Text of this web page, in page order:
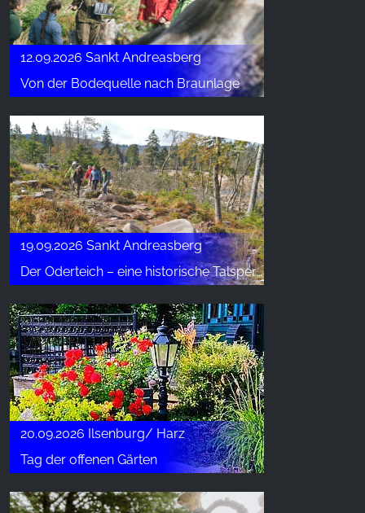
12.09.2026 Sankt Andreasberg
Von der Bodequelle nach Braunlage
19.09.2026 Sankt Andreasberg
Der Oderteich – eine historische Talsperre
20.09.2026 Ilsenburg/ Harz
Tag der offenen Gärten